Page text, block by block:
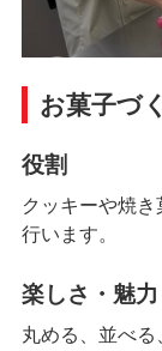
お菓子づ
役割
クッキーや焼
行います。
楽しさ・魅力
丸める、並べる